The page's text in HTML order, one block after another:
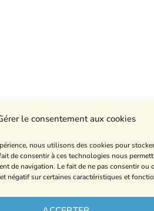
le consentement aux cookies
nous utilisons des cookies pour
de consentir à ces technologies nous
de navigation. Le fait de ne pas consentir ou
négatif sur certaines caractéristiques et